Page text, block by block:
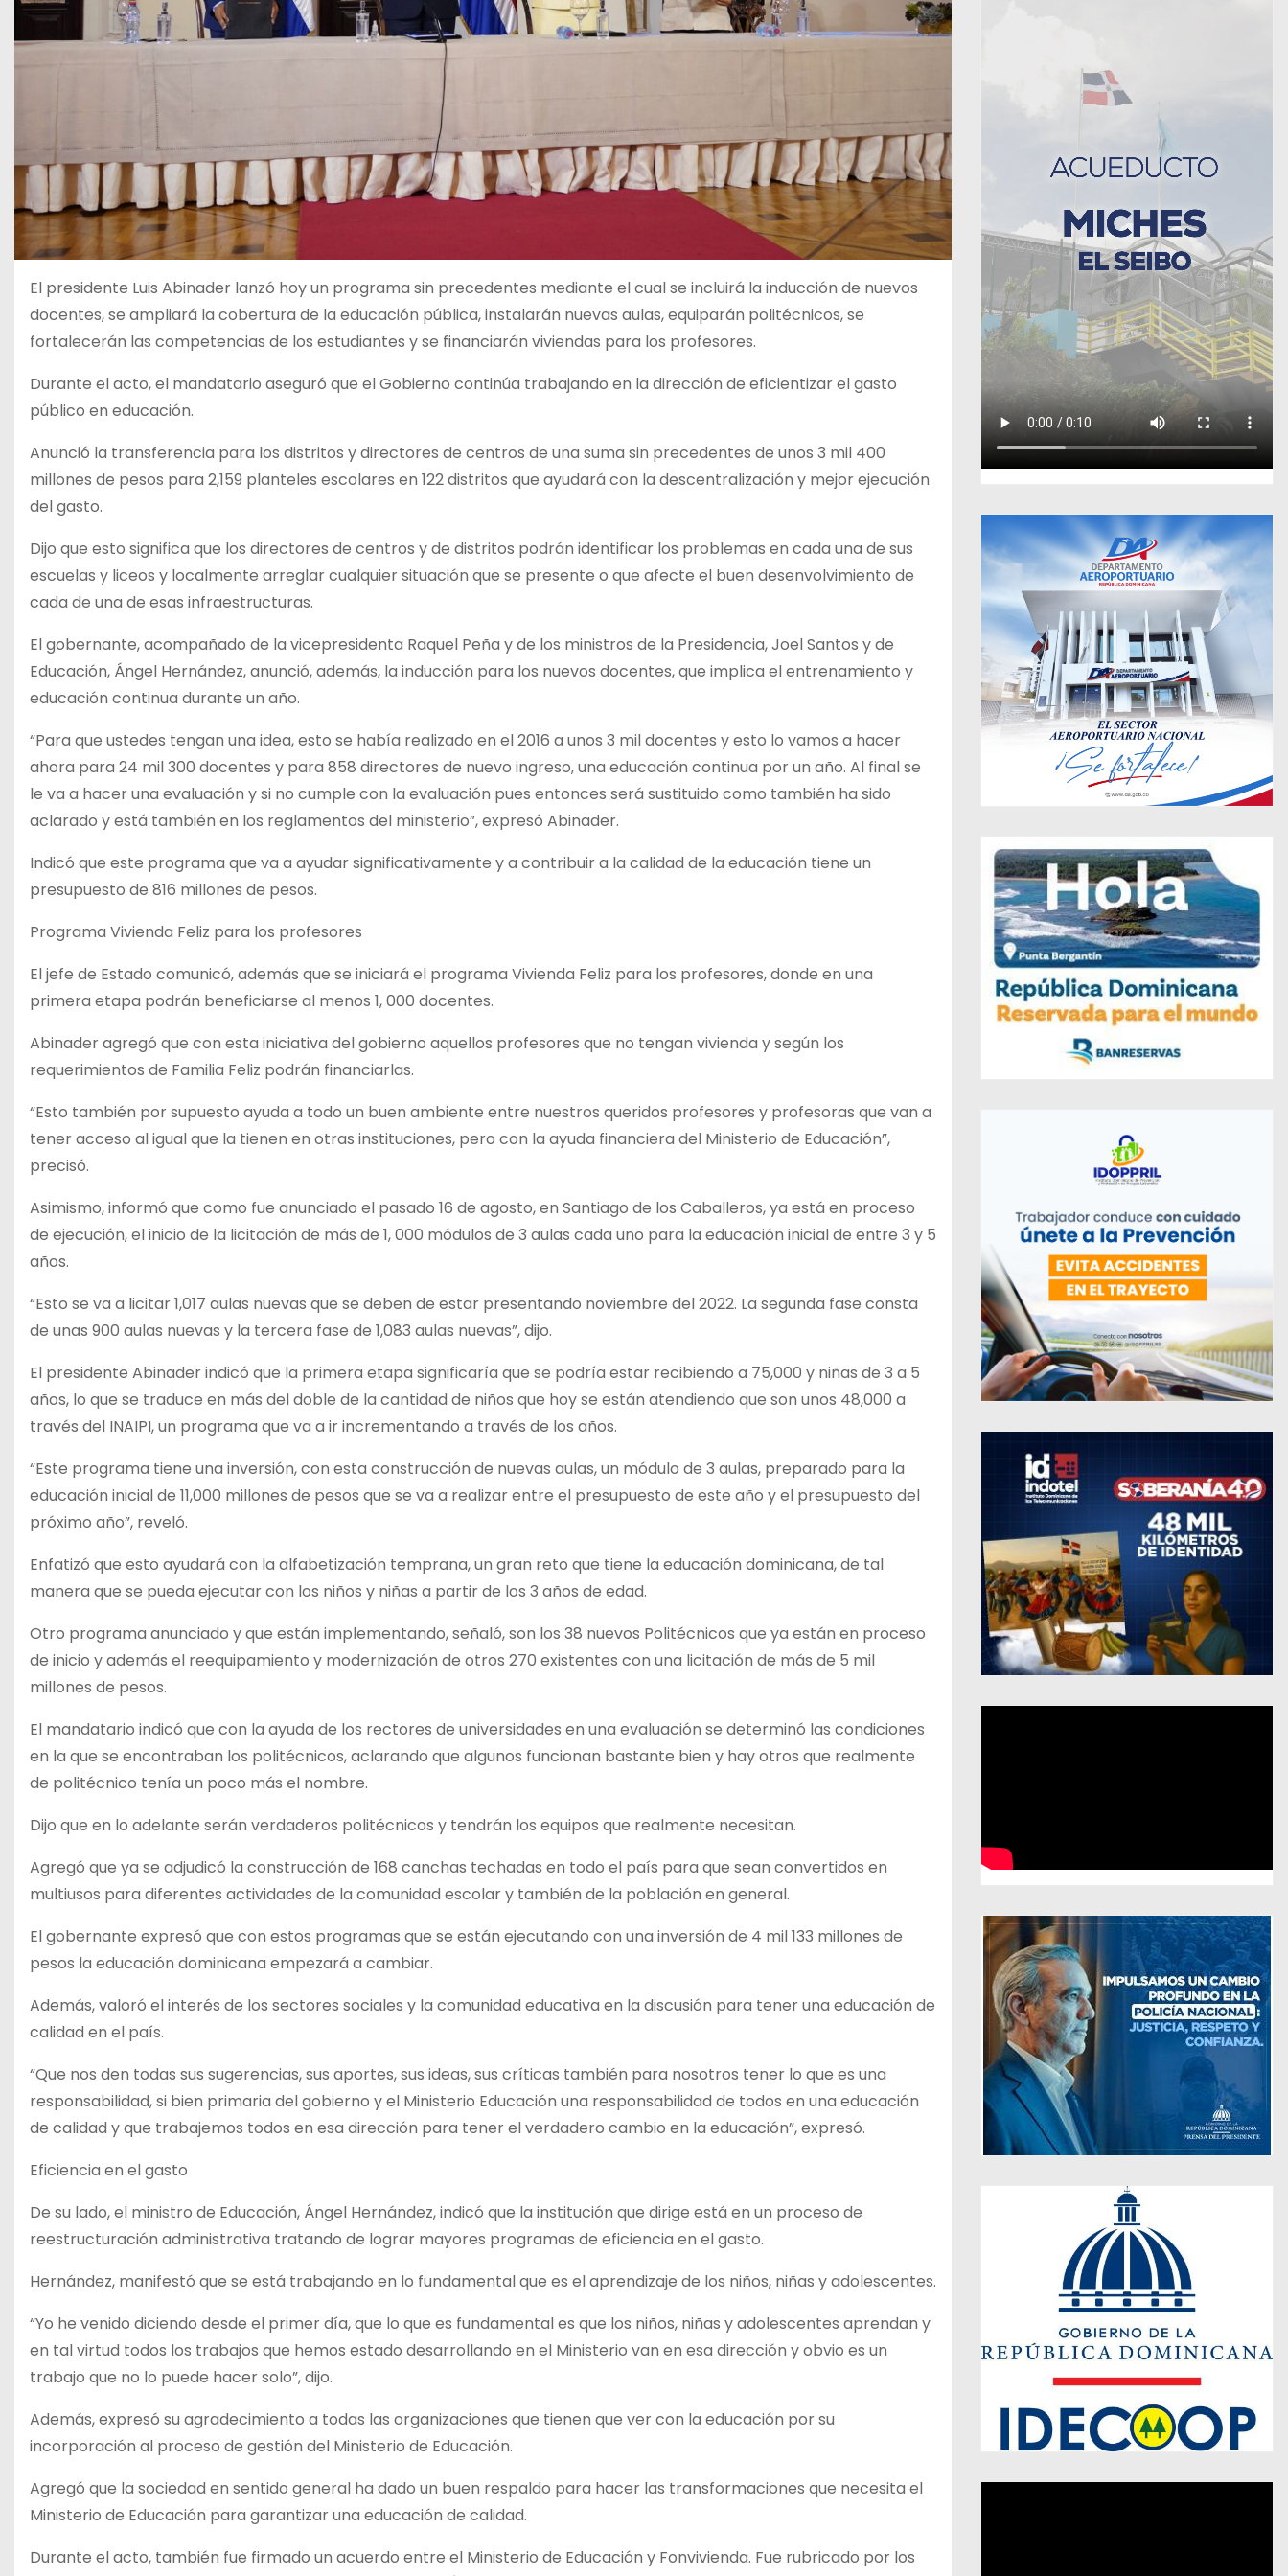
El presidente Luis Abinader lanzó hoy un programa sin precedentes mediante el cual se incluirá la inducción de nuevos
docentes, se ampliará la cobertura de la educación pública, instalarán nuevas aulas, equiparán politécnicos, se
fortalecerán las competencias de los estudiantes y se financiarán viviendas para los profesores.
Durante el acto, el mandatario aseguró que el Gobierno continúa trabajando en la dirección de eficientizar el gasto
público en educación.
Anunció la transferencia para los distritos y directores de centros de una suma sin precedentes de unos 3 mil 400
millones de pesos para 2,159 planteles escolares en 122 distritos que ayudará con la descentralización y mejor ejecución
del gasto.
Dijo que esto significa que los directores de centros y de distritos podrán identificar los problemas en cada una de sus
escuelas y liceos y localmente arreglar cualquier situación que se presente o que afecte el buen desenvolvimiento de
cada de una de esas infraestructuras.
El gobernante, acompañado de la vicepresidenta Raquel Peña y de los ministros de la Presidencia, Joel Santos y de
Educación, Ángel Hernández, anunció, además, la inducción para los nuevos docentes, que implica el entrenamiento y
educación continua durante un año.
“Para que ustedes tengan una idea, esto se había realizado en el 2016 a unos 3 mil docentes y esto lo vamos a hacer
ahora para 24 mil 300 docentes y para 858 directores de nuevo ingreso, una educación continua por un año. Al final se
le va a hacer una evaluación y si no cumple con la evaluación pues entonces será sustituido como también ha sido
aclarado y está también en los reglamentos del ministerio”, expresó Abinader.
Indicó que este programa que va a ayudar significativamente y a contribuir a la calidad de la educación tiene un
presupuesto de 816 millones de pesos.
Programa Vivienda Feliz para los profesores
El jefe de Estado comunicó, además que se iniciará el programa Vivienda Feliz para los profesores, donde en una
primera etapa podrán beneficiarse al menos 1, 000 docentes.
Abinader agregó que con esta iniciativa del gobierno aquellos profesores que no tengan vivienda y según los
requerimientos de Familia Feliz podrán financiarlas.
“Esto también por supuesto ayuda a todo un buen ambiente entre nuestros queridos profesores y profesoras que van a
tener acceso al igual que la tienen en otras instituciones, pero con la ayuda financiera del Ministerio de Educación”,
precisó.
Asimismo, informó que como fue anunciado el pasado 16 de agosto, en Santiago de los Caballeros, ya está en proceso
de ejecución, el inicio de la licitación de más de 1, 000 módulos de 3 aulas cada uno para la educación inicial de entre 3 y 5
años.
“Esto se va a licitar 1,017 aulas nuevas que se deben de estar presentando noviembre del 2022. La segunda fase consta
de unas 900 aulas nuevas y la tercera fase de 1,083 aulas nuevas”, dijo.
El presidente Abinader indicó que la primera etapa significaría que se podría estar recibiendo a 75,000 y niñas de 3 a 5
años, lo que se traduce en más del doble de la cantidad de niños que hoy se están atendiendo que son unos 48,000 a
través del INAIPI, un programa que va a ir incrementando a través de los años.
“Este programa tiene una inversión, con esta construcción de nuevas aulas, un módulo de 3 aulas, preparado para la
educación inicial de 11,000 millones de pesos que se va a realizar entre el presupuesto de este año y el presupuesto del
próximo año”, reveló.
Enfatizó que esto ayudará con la alfabetización temprana, un gran reto que tiene la educación dominicana, de tal
manera que se pueda ejecutar con los niños y niñas a partir de los 3 años de edad.
Otro programa anunciado y que están implementando, señaló, son los 38 nuevos Politécnicos que ya están en proceso
de inicio y además el reequipamiento y modernización de otros 270 existentes con una licitación de más de 5 mil
millones de pesos.
El mandatario indicó que con la ayuda de los rectores de universidades en una evaluación se determinó las condiciones
en la que se encontraban los politécnicos, aclarando que algunos funcionan bastante bien y hay otros que realmente
de politécnico tenía un poco más el nombre.
Dijo que en lo adelante serán verdaderos politécnicos y tendrán los equipos que realmente necesitan.
Agregó que ya se adjudicó la construcción de 168 canchas techadas en todo el país para que sean convertidos en
multiusos para diferentes actividades de la comunidad escolar y también de la población en general.
El gobernante expresó que con estos programas que se están ejecutando con una inversión de 4 mil 133 millones de
pesos la educación dominicana empezará a cambiar.
Además, valoró el interés de los sectores sociales y la comunidad educativa en la discusión para tener una educación de
calidad en el país.
“Que nos den todas sus sugerencias, sus aportes, sus ideas, sus críticas también para nosotros tener lo que es una
responsabilidad, si bien primaria del gobierno y el Ministerio Educación una responsabilidad de todos en una educación
de calidad y que trabajemos todos en esa dirección para tener el verdadero cambio en la educación”, expresó.
Eficiencia en el gasto
De su lado, el ministro de Educación, Ángel Hernández, indicó que la institución que dirige está en un proceso de
reestructuración administrativa tratando de lograr mayores programas de eficiencia en el gasto.
Hernández, manifestó que se está trabajando en lo fundamental que es el aprendizaje de los niños, niñas y adolescentes.
“Yo he venido diciendo desde el primer día, que lo que es fundamental es que los niños, niñas y adolescentes aprendan y
en tal virtud todos los trabajos que hemos estado desarrollando en el Ministerio van en esa dirección y obvio es un
trabajo que no lo puede hacer solo”, dijo.
Además, expresó su agradecimiento a todas las organizaciones que tienen que ver con la educación por su
incorporación al proceso de gestión del Ministerio de Educación.
Agregó que la sociedad en sentido general ha dado un buen respaldo para hacer las transformaciones que necesita el
Ministerio de Educación para garantizar una educación de calidad.
Durante el acto, también fue firmado un acuerdo entre el Ministerio de Educación y Fonvivienda. Fue rubricado por los